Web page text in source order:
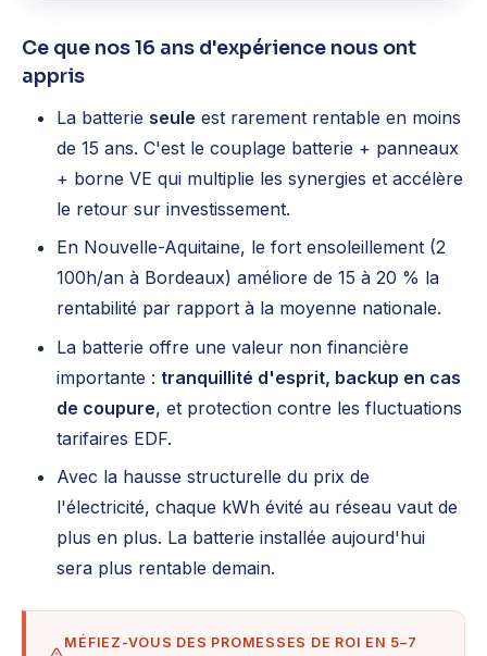
Ce que nos 16 ans d'expérience nous ont
appris
La batterie seule est rarement rentable en moins
de 15 ans. C'est le couplage batterie + panneaux
+ borne VE qui multiplie les synergies et accélère
le retour sur investissement.
En Nouvelle-Aquitaine, le fort ensoleillement (2
100h/an à Bordeaux) améliore de 15 à 20 % la
rentabilité par rapport à la moyenne nationale.
La batterie offre une valeur non financière
importante : tranquillité d'esprit, backup en cas
de coupure, et protection contre les fluctuations
tarifaires EDF.
Avec la hausse structurelle du prix de
l'électricité, chaque kWh évité au réseau vaut de
plus en plus. La batterie installée aujourd'hui
sera plus rentable demain.
MÉFIEZ-VOUS DES PROMESSES DE ROI EN 5–7